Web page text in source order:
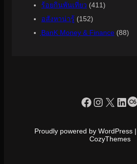
ร้อยกินพันเที่ยว (411)
อสังหาน่ารู้ (152)
ฺBanK Money & Finance (88)
https://www.facebook.com/
X
Proudly powered by WordPress
CozyThemes